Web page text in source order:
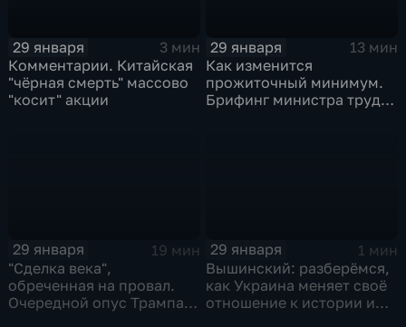
29 января
3 мин
Комментарии. Китайская
"чёрная смерть" массово
"косит" акции
29 января
13 мин
Как изменится
прожиточный минимум.
Брифинг министра труда
29 января
19 мин
"Сделка века",
обреченная на провал.
Очередной опус Трампа.
29 января
1 мин
Вышинский: разберёмся,
как Украина меняет своё
отношение к истории и